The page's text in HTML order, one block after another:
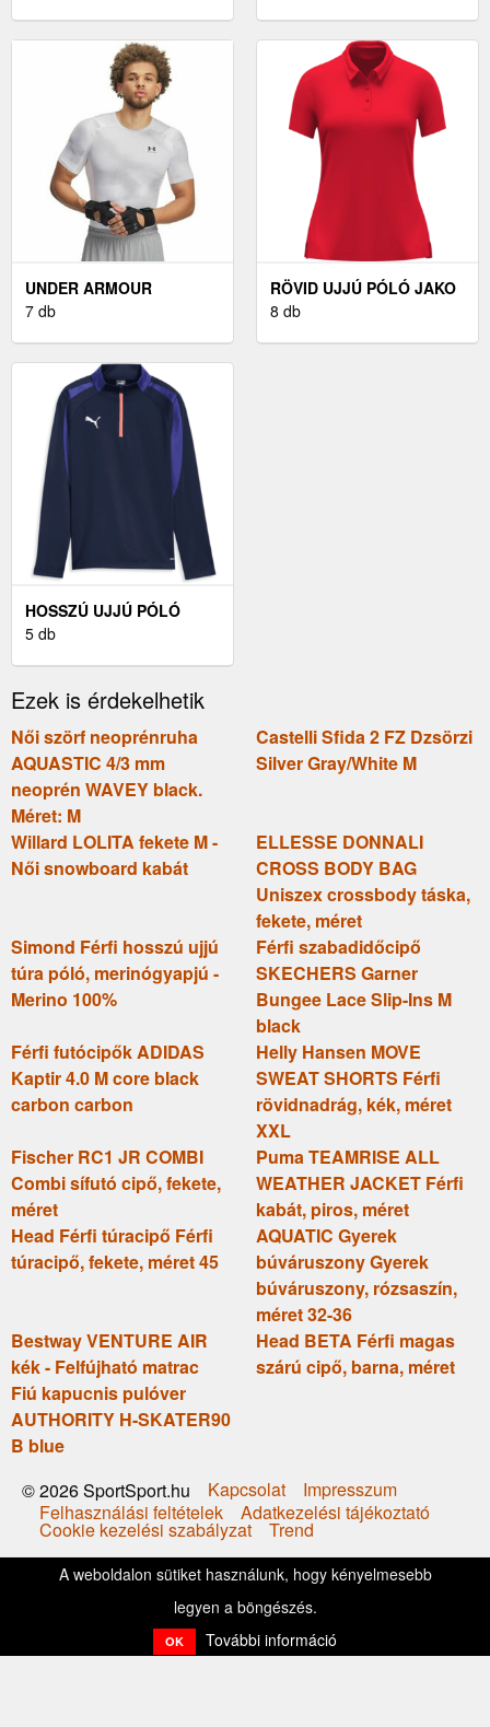
UNDER ARMOUR
HEATGEAR ARMOUR
7 db
RÖVID UJJÚ PÓLÓ JAKO
JAKO UNI POLO WOMEN
8 db
HOSSZÚ UJJÚ PÓLÓ
PUMA INDIVIDUALLIGA
5 db
Ezek is érdekelhetik
Női szörf neoprénruha
AQUASTIC 4/3 mm
neoprén WAVEY black.
Méret: M
Castelli Sfida 2 FZ Dzsörzi
Silver Gray/White M
Willard LOLITA fekete M -
Női snowboard kabát
ELLESSE DONNALI
CROSS BODY BAG
Uniszex crossbody táska,
fekete, méret
Simond Férfi hosszú ujjú
túra póló, merinógyapjú -
Merino 100%
Férfi szabadidőcipő
SKECHERS Garner
Bungee Lace Slip-Ins M
black
Férfi futócipők ADIDAS
Kaptir 4.0 M core black
carbon carbon
Helly Hansen MOVE
SWEAT SHORTS Férfi
rövidnadrág, kék, méret
XXL
Fischer RC1 JR COMBI
Combi sífutó cipő, fekete,
méret
Puma TEAMRISE ALL
WEATHER JACKET Férfi
kabát, piros, méret
Head Férfi túracipő Férfi
túracipő, fekete, méret 45
AQUATIC Gyerek
búváruszony Gyerek
búváruszony, rózsaszín,
méret 32-36
Bestway VENTURE AIR
kék - Felfújható matrac
Head BETA Férfi magas
szárú cipő, barna, méret
Fiú kapucnis pulóver
AUTHORITY H-SKATER90
B blue
© 2026 SportSport.hu
Kapcsolat
Impresszum
Felhasználási feltételek
Adatkezelési tájékoztató
Cookie kezelési szabályzat Trend
A weboldalon sütiket használunk, hogy kényelmesebb
legyen a böngészés.
OK További információ